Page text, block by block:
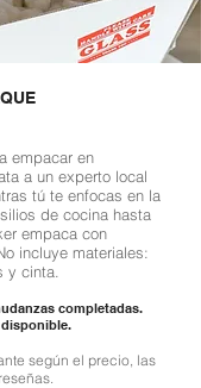
empacar en
a un experto local
tú te enfocas en la
de cocina hasta
empaca con
incluye materiales:
y cinta.
completadas.
según el precio, las